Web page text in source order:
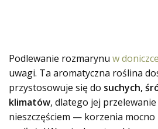
Podlewanie rozmarynu w doniczce
uwagi. Ta aromatyczna roślina
przystosowuje się do suchych,
klimatów, dlatego jej
nieszczęściem — korzenia